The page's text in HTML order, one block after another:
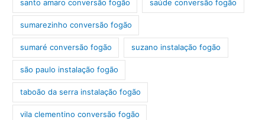
santo amaro conversão fogão saúde conversão fogão
sumarezinho conversão fogão
sumaré conversão fogão suzano instalação fogão
são paulo instalação fogão
taboão da serra instalação fogão
vila clementino conversão fogão